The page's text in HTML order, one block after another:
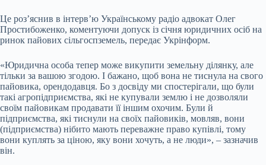
Це роз’яснив в інтерв’ю Українському радіо адвокат Олег
Простибоженко, коментуючи допуск із січня юридичних осіб на
ринок пайових сільгоспземель, передає Укрінформ.
«Юридична особа тепер може викупити земельну ділянку, але
тільки за вашою згодою. І бажано, щоб вона не тиснула на свого
пайовика, орендодавця. Бо з досвіду ми спостерігали, що були
такі агропідприємства, які не купували землю і не дозволяли
своїм пайовикам продавати її іншим охочим. Були й
підприємства, які тиснули на своїх пайовиків, мовляв, вони
(підприємства) нібито мають переважне право купівлі, тому
вони куплять за ціною, яку вони хочуть, а не люди», – зазначив
він.